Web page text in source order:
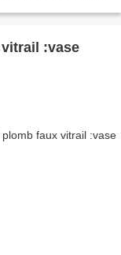
:vase